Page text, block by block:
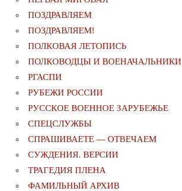
ПОЗДРАВЛЯЕМ
ПОЗДРАВЛЯЕМ!
ПОЛКОВАЯ ЛЕТОПИСЬ
ПОЛКОВОДЦЫ И ВОЕНАЧАЛЬНИКИ
РГАСПИ
РУБЕЖИ РОССИИ
РУССКОЕ ВОЕННОЕ ЗАРУБЕЖЬЕ
СПЕЦСЛУЖБЫ
СПРАШИВАЕТЕ — ОТВЕЧАЕМ
СУЖДЕНИЯ. ВЕРСИИ
ТРАГЕДИЯ ПЛЕНА
ФАМИЛЬНЫЙ АРХИВ